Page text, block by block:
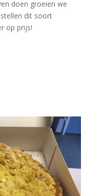
doen groeien we
dit soort
op prijs!